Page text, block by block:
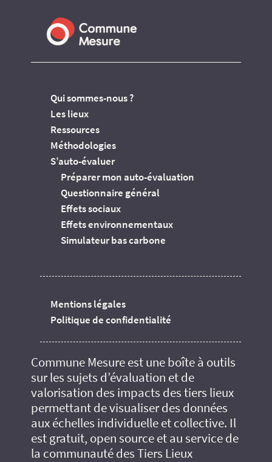
Qui sommes-nous ?
Les lieux
Ressources
Méthodologies
S’auto-évaluer
Préparer mon auto-évaluation
Questionnaire général
Effets sociaux
Effets environnementaux
Simulateur bas carbone
Mentions légales
Politique de confidentialité
Commune Mesure est une boîte à outils
sur les sujets d’évaluation et de
valorisation des impacts des tiers lieux
permettant de visualiser des données
aux échelles individuelle et collective. Il
est gratuit, open source et au service de
la communauté des Tiers Lieux